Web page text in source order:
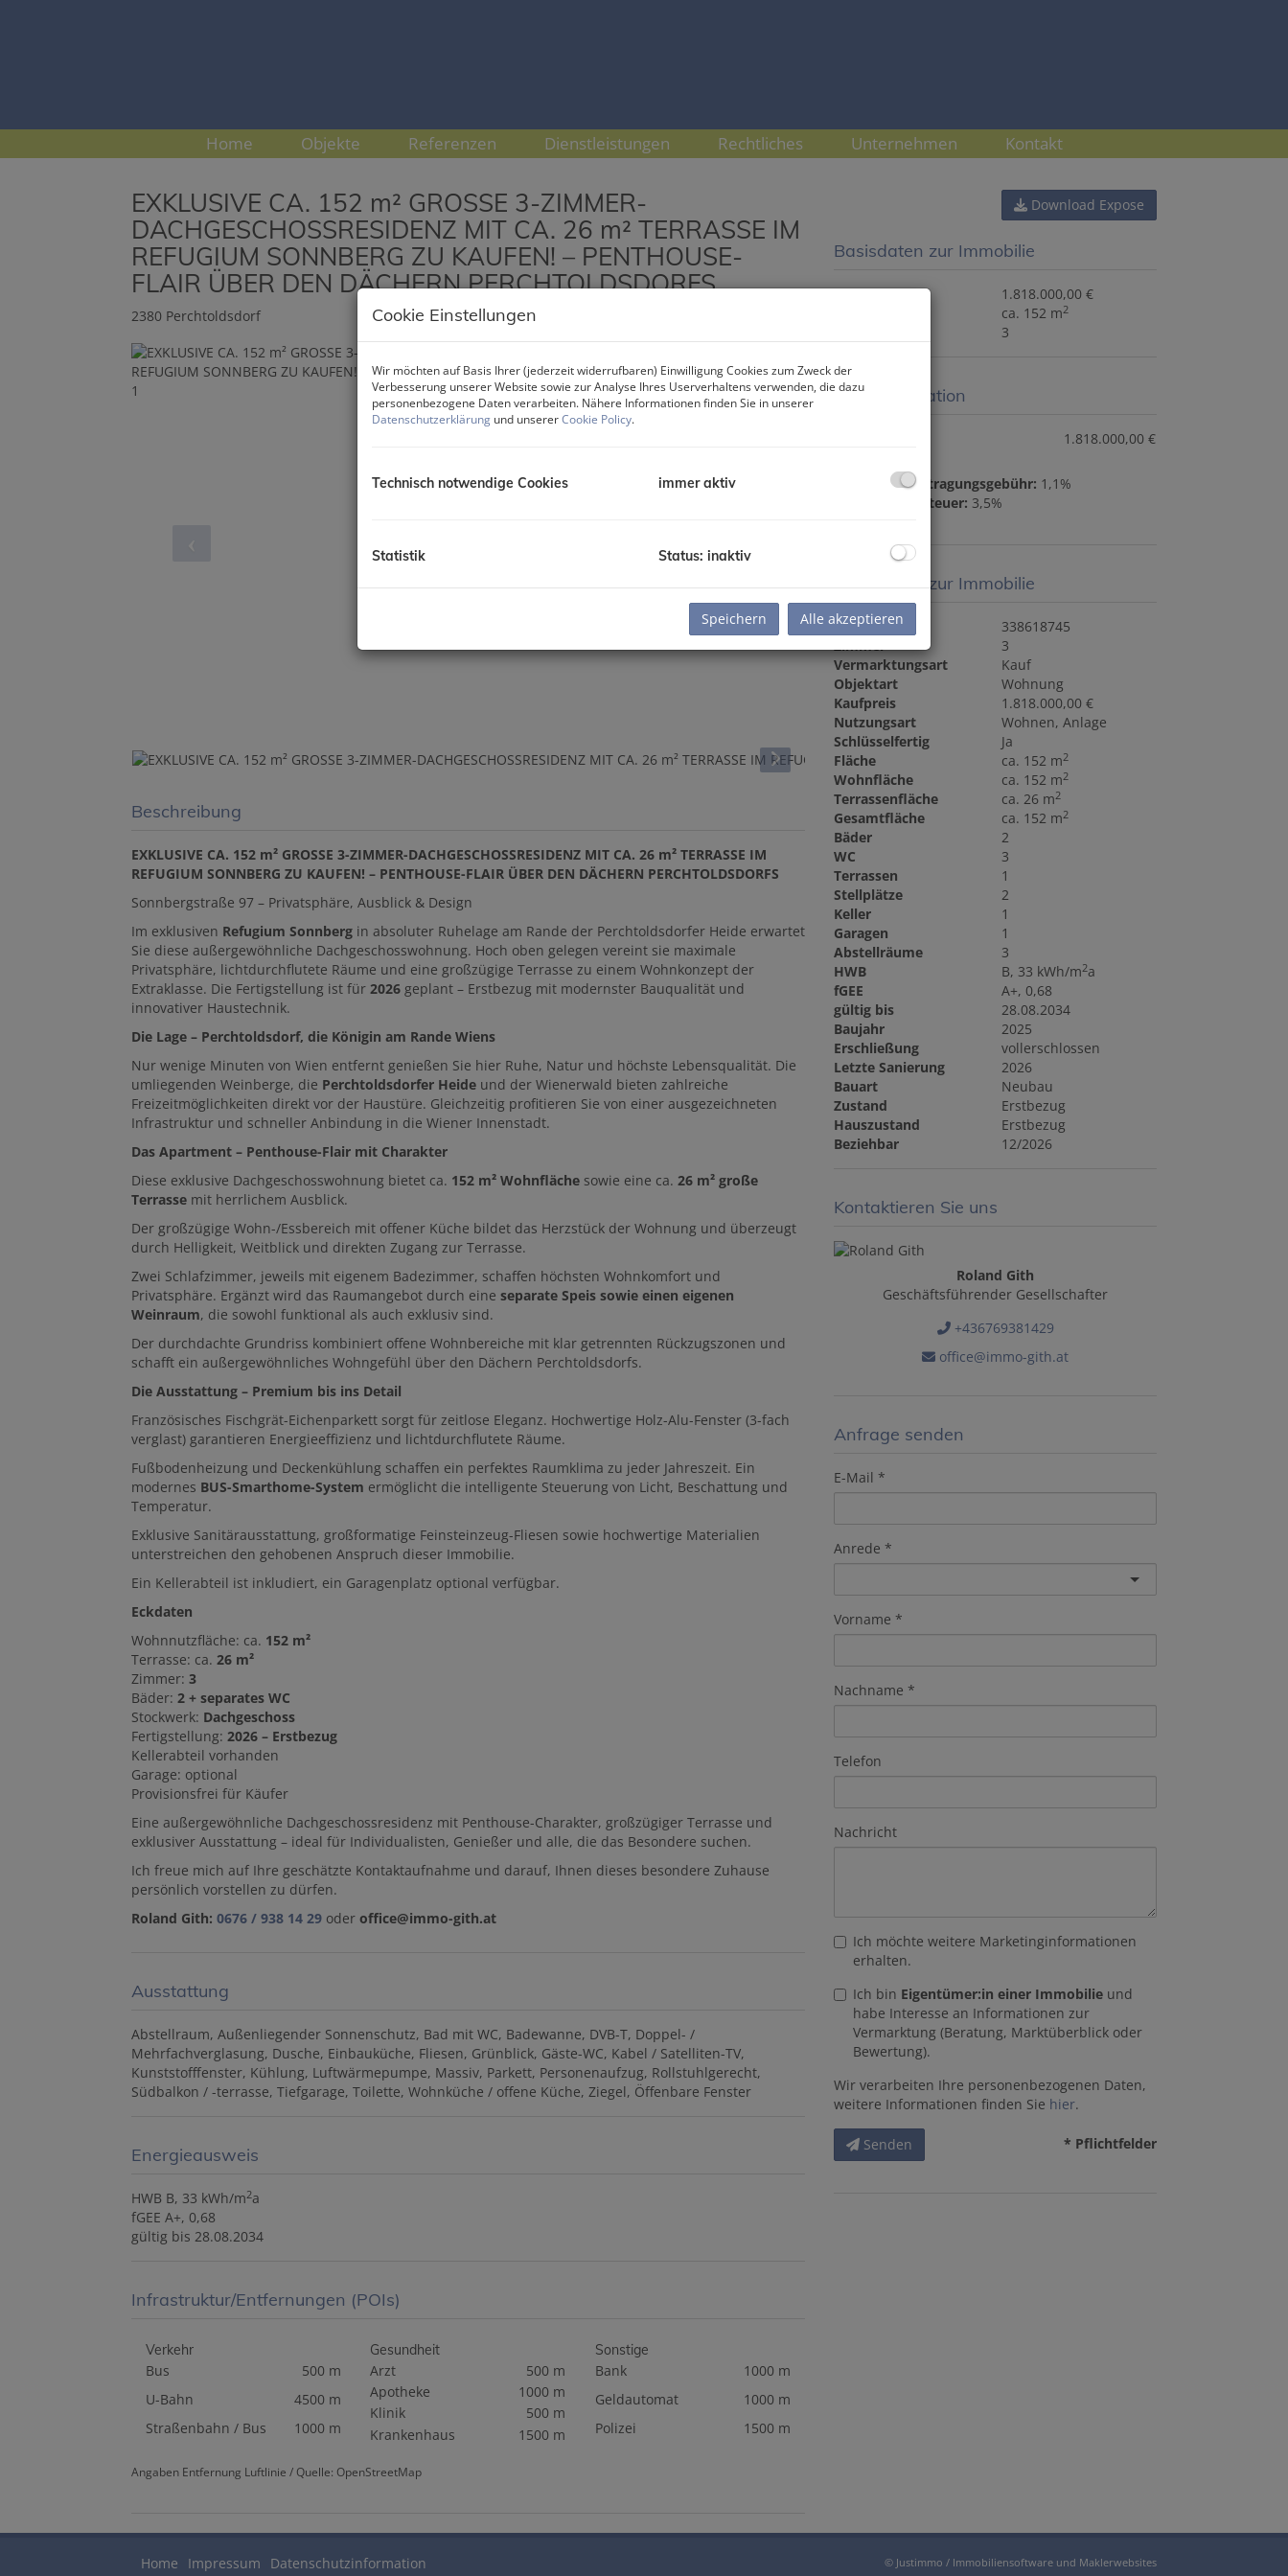
Home Objekte Referenzen Dienstleistungen Rechtliches Unternehmen Kontakt
EXKLUSIVE CA. 152 m² GROSSE 3-ZIMMER-
DACHGESCHOSSRESIDENZ MIT CA. 26 m² TERRASSE IM
REFUGIUM SONNBERG ZU KAUFEN! – PENTHOUSE-
FLAIR ÜBER DEN DÄCHERN PERCHTOLDSDORFS
2380 Perchtoldsdorf
Beschreibung
EXKLUSIVE CA. 152 m² GROSSE 3-ZIMMER-DACHGESCHOSSRESIDENZ MIT CA. 26 m² TERRASSE IM
REFUGIUM SONNBERG ZU KAUFEN! – PENTHOUSE-FLAIR ÜBER DEN DÄCHERN PERCHTOLDSDORFS
Sonnbergstraße 97 – Privatsphäre, Ausblick & Design
Im exklusiven Refugium Sonnberg in absoluter Ruhelage am Rande der Perchtoldsdorfer Heide erwartet
Sie diese außergewöhnliche Dachgeschosswohnung. Hoch oben gelegen vereint sie maximale
Privatsphäre, lichtdurchflutete Räume und eine großzügige Terrasse zu einem Wohnkonzept der
Extraklasse. Die Fertigstellung ist für 2026 geplant – Erstbezug mit modernster Bauqualität und
innovativer Haustechnik.
Die Lage – Perchtoldsdorf, die Königin am Rande Wiens
Nur wenige Minuten von Wien entfernt genießen Sie hier Ruhe, Natur und höchste Lebensqualität. Die
umliegenden Weinberge, die Perchtoldsdorfer Heide und der Wienerwald bieten zahlreiche
Freizeitmöglichkeiten direkt vor der Haustüre. Gleichzeitig profitieren Sie von einer ausgezeichneten
Infrastruktur und schneller Anbindung in die Wiener Innenstadt.
Das Apartment – Penthouse-Flair mit Charakter
Diese exklusive Dachgeschosswohnung bietet ca. 152 m² Wohnfläche sowie eine ca. 26 m² große
Terrasse mit herrlichem Ausblick.
Der großzügige Wohn-/Essbereich mit offener Küche bildet das Herzstück der Wohnung und überzeugt
durch Helligkeit, Weitblick und direkten Zugang zur Terrasse.
Zwei Schlafzimmer, jeweils mit eigenem Badezimmer, schaffen höchsten Wohnkomfort und
Privatsphäre. Ergänzt wird das Raumangebot durch eine separate Speis sowie einen eigenen
Weinraum, die sowohl funktional als auch exklusiv sind.
Der durchdachte Grundriss kombiniert offene Wohnbereiche mit klar getrennten Rückzugszonen und
schafft ein außergewöhnliches Wohngefühl über den Dächern Perchtoldsdorfs.
Die Ausstattung – Premium bis ins Detail
Französisches Fischgrät-Eichenparkett sorgt für zeitlose Eleganz. Hochwertige Holz-Alu-Fenster (3-fach
verglast) garantieren Energieeffizienz und lichtdurchflutete Räume.
Fußbodenheizung und Deckenkühlung schaffen ein perfektes Raumklima zu jeder Jahreszeit. Ein
modernes BUS-Smarthome-System ermöglicht die intelligente Steuerung von Licht, Beschattung und
Temperatur.
Exklusive Sanitärausstattung, großformatige Feinsteinzeug-Fliesen sowie hochwertige Materialien
unterstreichen den gehobenen Anspruch dieser Immobilie.
Ein Kellerabteil ist inkludiert, ein Garagenplatz optional verfügbar.
Eckdaten
Wohnnutzfläche: ca. 152 m²
Terrasse: ca. 26 m²
Zimmer: 3
Bäder: 2 + separates WC
Stockwerk: Dachgeschoss
Fertigstellung: 2026 – Erstbezug
Kellerabteil vorhanden
Garage: optional
Provisionsfrei für Käufer
Eine außergewöhnliche Dachgeschossresidenz mit Penthouse-Charakter, großzügiger Terrasse und
exklusiver Ausstattung – ideal für Individualisten, Genießer und alle, die das Besondere suchen.
Ich freue mich auf Ihre geschätzte Kontaktaufnahme und darauf, Ihnen dieses besondere Zuhause
persönlich vorstellen zu dürfen.
Roland Gith: 0676 / 938 14 29 oder office@immo-gith.at
Ausstattung
Abstellraum Außenliegender Sonnenschutz Bad mit WC Badewanne DVB-T Doppel- /
Mehrfachverglasung Dusche Einbauküche Fliesen Grünblick Gäste-WC Kabel / Satelliten-TV
Kunststofffenster Kühlung Luftwärmepumpe Massiv Parkett Personenaufzug Rollstuhlgerecht
Südbalkon / -terrasse Tiefgarage Toilette Wohnküche / offene Küche Ziegel Öffenbare Fenster
Energieausweis
HWB B, 33 kWh/m2a
fGEE A+, 0,68
gültig bis 28.08.2034
Infrastruktur/Entfernungen (POIs)
Verkehr
Bus
500 m
U-Bahn
4500 m
Straßenbahn / Bus
1000 m
Gesundheit
Arzt
500 m
Apotheke
1000 m
Klinik
500 m
Krankenhaus
1500 m
Sonstige
Bank
1000 m
Geldautomat
1000 m
Polizei
1500 m
Angaben Entfernung Luftlinie / Quelle: OpenStreetMap
Download Expose
Basisdaten zur Immobilie
Kaufpreis
1.818.000,00 €
ca. 152 m2
3
Preisinformation
1.818.000,00 €
Grundbucheintragungsgebühr: 1,1%
Grunderwerbsteuer: 3,5%
Basisdaten zur Immobilie
Objektnr.
338618745
Zimmer
3
Vermarktungsart
Kauf
Objektart
Wohnung
Kaufpreis
1.818.000,00 €
Nutzungsart
Wohnen Anlage
Schlüsselfertig
Ja
Fläche
ca. 152 m2
Wohnfläche ca. 152 m2
Terrassenfläche ca. 26 m2
Gesamtfläche ca. 152 m2
Bäder
2
WC
3
Terrassen
1
Stellplätze
2
Keller
1
Garagen
1
Abstellräume
3
HWB
B, 33 kWh/m2a
fGEE
A+, 0,68
gültig bis
28.08.2034
Baujahr
2025
Erschließung
vollerschlossen
Letzte Sanierung
2026
Bauart
Neubau
Zustand
Erstbezug
Hauszustand
Erstbezug
Beziehbar
12/2026
Kontaktieren Sie uns
Roland Gith
Geschäftsführender Gesellschafter
+436769381429
office@immo-gith.at
Anfrage senden
E-Mail
Anrede
Vorname
Nachname
Telefon
Nachricht
Ich möchte weitere Marketinginformationen
erhalten.
Ich bin Eigentümer:in einer Immobilie und
habe Interesse an Informationen zur
Vermarktung (Beratung, Marktüberblick oder
Bewertung).
Wir verarbeiten Ihre personenbezogenen Daten,
weitere Informationen finden Sie hier.
Senden * Pflichtfelder
Home Impressum Datenschutzinformation © Justimmo / Immobiliensoftware und Maklerwebsites
Cookie Einstellungen
Wir möchten auf Basis Ihrer (jederzeit widerrufbaren) Einwilligung Cookies zum Zweck der
Verbesserung unserer Website sowie zur Analyse Ihres Userverhaltens verwenden, die dazu
personenbezogene Daten verarbeiten. Nähere Informationen finden Sie in unserer
Datenschutzerklärung und unsererCookie Policy.
Technisch notwendige Cookies immer aktiv
Statistik Status: inaktiv
Speichern Alle akzeptieren